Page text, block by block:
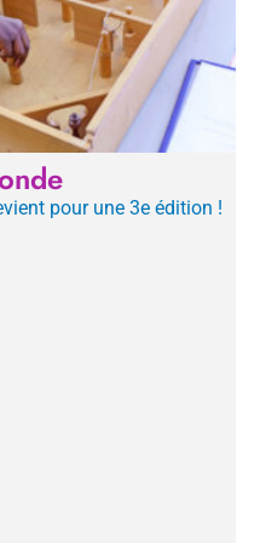
pour une 3e édition !